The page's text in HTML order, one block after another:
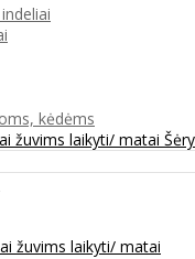
kėdėms
žuvims laikyti/ matai
žuvims laikyti/ matai